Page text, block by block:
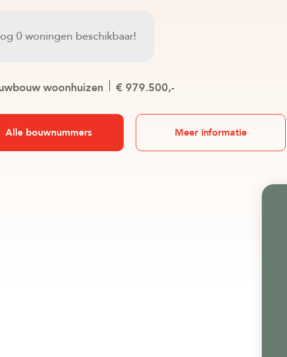
0 woningen beschikbaar!
woonhuizen € 979.500,-
Alle bouwnummers Meer informatie